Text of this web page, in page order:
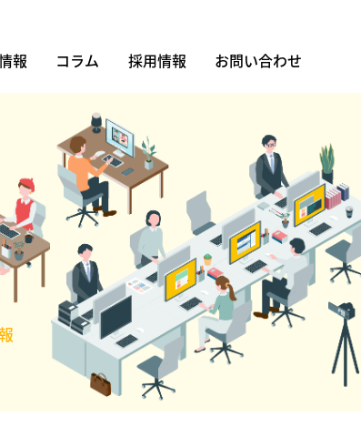
報 コラム 採用情報 お問い合わせ